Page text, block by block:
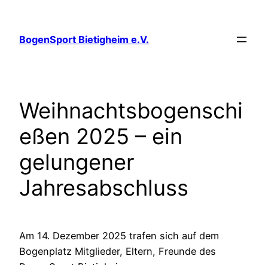
springen
BogenSport Bietigheim e.V.
Weihnachtsbogenschi
eßen 2025 – ein
gelungener
Jahresabschluss
Am 14. Dezember 2025 trafen sich auf dem
Bogenplatz Mitglieder, Eltern, Freunde des